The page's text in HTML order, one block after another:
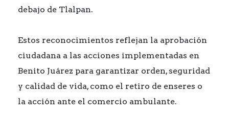
debajo de Tlalpan.
Estos reconocimientos reflejan la aprobación
ciudadana a las acciones implementadas en
Benito Juárez para garantizar orden, seguridad
y calidad de vida, como el retiro de enseres o
la acción ante el comercio ambulante.